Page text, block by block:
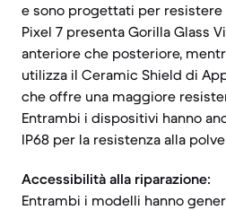
e sono progettati per resistere
Pixel 7 presenta Gorilla Glass
anteriore che posteriore,
utilizza il Ceramic Shield di
che offre una maggiore
Entrambi i dispositivi hanno
IP68 per la resistenza alla
Accessibilità alla riparazione:
Entrambi i modelli hanno